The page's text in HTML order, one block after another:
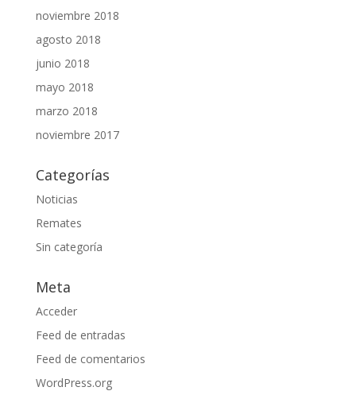
noviembre 2018
agosto 2018
junio 2018
mayo 2018
marzo 2018
noviembre 2017
Categorías
Noticias
Remates
Sin categoría
Meta
Acceder
Feed de entradas
Feed de comentarios
WordPress.org